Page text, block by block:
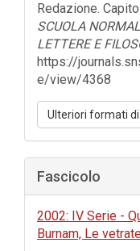
Redazione.
SCUOLA
LETTERE E
https://
e/view/4368
Ulteriori formati
Fascicolo
2002: IV Serie -
Burnam, Le